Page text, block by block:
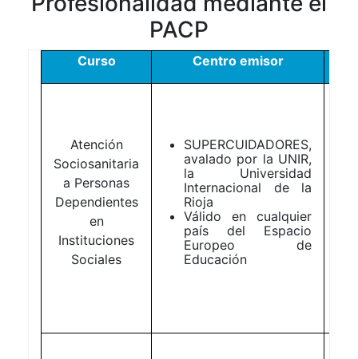
PACP
Curso Centro emisor
Atención
Sociosanitaria
a Personas
Dependientes
en
Instituciones
Sociales
SUPERCUIDADORES,
avalado por la UNIR,
la Universidad
Internacional de la
Rioja
Válido en cualquier
país del Espacio
Europeo de
Educación